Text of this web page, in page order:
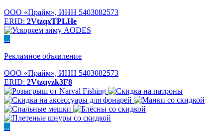
ООО «Прайм», ИНН 5403082573
ERID: 2VtzqxTPLHe
...
Рекламное объявление
ООО «Прайм», ИНН 5403082573
ERID: 2Vtzqvzk3F8
...